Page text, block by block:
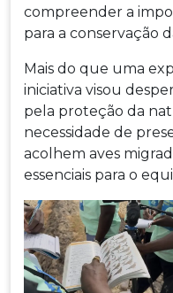
compreender a
para a conservação
Mais do que uma
iniciativa visou
pela proteção da
necessidade de
acolhem aves
essenciais para o